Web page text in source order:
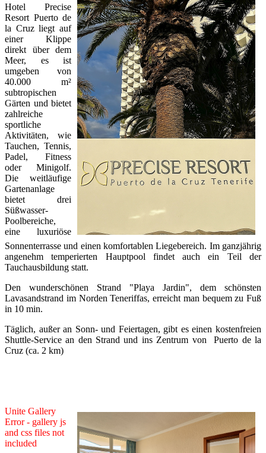
Hotel Precise
Resort Puerto de
la Cruz liegt auf
einer Klippe
direkt über dem
Meer, es ist
umgeben von
40.000 m²
subtropischen
Gärten und bietet
zahlreiche
sportliche
Aktivitäten, wie
Tauchen, Tennis,
Padel, Fitness
oder Minigolf.
Die weitläufige
Gartenanlage
bietet drei
Süßwasser-
Poolbereiche,
eine luxuriöse
Sonnenterrasse und einen komfortablen Liegebereich. Im ganzjährig
angenehm temperierten Hauptpool findet auch ein Teil der
Tauchausbildung statt.
Den wunderschönen Strand "Playa Jardin", dem schönsten
Lavasandstrand im Norden Teneriffas, erreicht man bequem zu Fuß
in 10 min.
Täglich, außer an Sonn- und Feiertagen, gibt es einen kostenfreien
Shuttle-Service an den Strand und ins Zentrum von Puerto de la
Cruz (ca. 2 km)
Unite Gallery
Error - gallery js
and css files not
included